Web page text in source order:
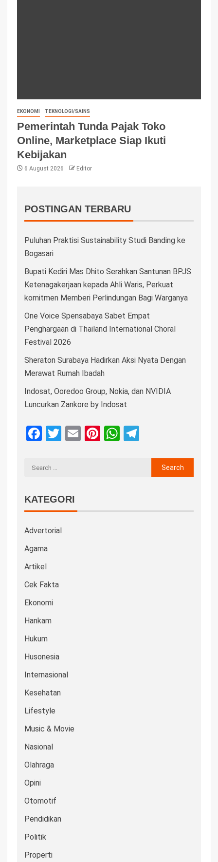
EKONOMI TEKNOLOGI/SAINS
Pemerintah Tunda Pajak Toko
Online, Marketplace Siap Ikuti
Kebijakan
6 August 2026 Editor
POSTINGAN TERBARU
Puluhan Praktisi Sustainability Studi Banding ke
Bogasari
Bupati Kediri Mas Dhito Serahkan Santunan BPJS
Ketenagakerjaan kepada Ahli Waris, Perkuat
komitmen Memberi Perlindungan Bagi Warganya
One Voice Spensabaya Sabet Empat
Penghargaan di Thailand International Choral
Festival 2026
Sheraton Surabaya Hadirkan Aksi Nyata Dengan
Merawat Rumah Ibadah
Indosat, Ooredoo Group, Nokia, dan NVIDIA
Luncurkan Zankore by Indosat
Facebook
Twitter
EmailPinterest
WhatsApp
KATEGORI
Advertorial
Agama
Artikel
Cek Fakta
Ekonomi
Hankam
Hukum
Husonesia
Internasional
Kesehatan
Lifestyle
Music & Movie
Nasional
Olahraga
Opini
Otomotif
Pendidikan
Politik
Properti